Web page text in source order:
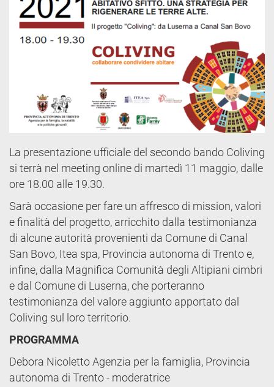
La presentazione ufficiale del secondo bando Coliving
si terrà nel meeting online di martedì 11 maggio, dalle
ore 18.00 alle 19.30.
Sarà occasione per fare un affresco di mission, valori
e finalità del progetto, arricchito dalla testimonianza
di alcune autorità provenienti da Comune di Canal
San Bovo, Itea spa, Provincia autonoma di Trento e,
infine, dalla Magnifica Comunità degli Altipiani cimbri
e dal Comune di Luserna, che porteranno
testimonianza del valore aggiunto apportato dal
Coliving sul loro territorio.
PROGRAMMA
Debora Nicoletto Agenzia per la famiglia, Provincia
autonoma di Trento - moderatrice